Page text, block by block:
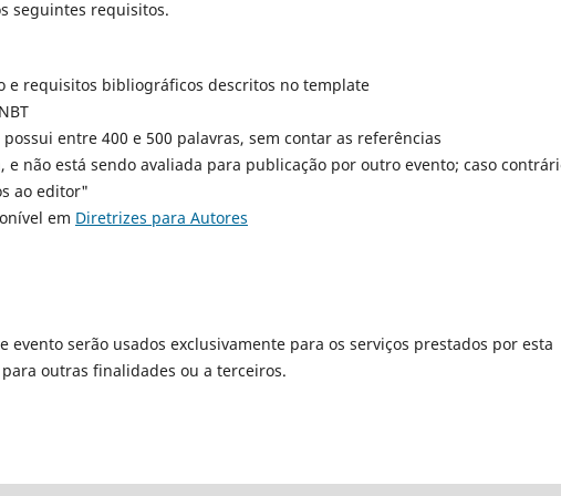
seguintes requisitos.
e requisitos bibliográficos descritos no template
entre 400 e 500 palavras, sem contar as referências
não está sendo avaliada para publicação por outro evento; caso
ao editor"
em Diretrizes para Autores
evento serão usados exclusivamente para os serviços prestados por esta
outras finalidades ou a terceiros.